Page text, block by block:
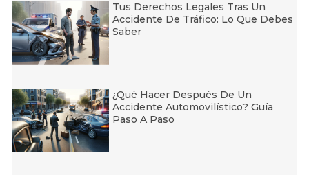
Tus Derechos Legales Tras Un
Accidente De Tráfico: Lo Que Debes
Saber
¿Qué Hacer Después De Un
Accidente Automovilístico? Guía
Paso A Paso